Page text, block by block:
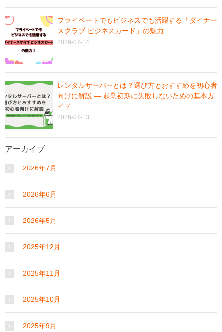
プライベートでもビジネスでも活躍する「ダイナー
スクラブ ビジネスカード」の魅力！
2026-07-14
レンタルサーバーとは？選び方とおすすめを初心者
向けに解説 ― 起業初期に失敗しないための基本ガ
イド ―
2026-07-13
アーカイブ
2026年7月
2026年6月
2026年5月
2025年12月
2025年11月
2025年10月
2025年9月